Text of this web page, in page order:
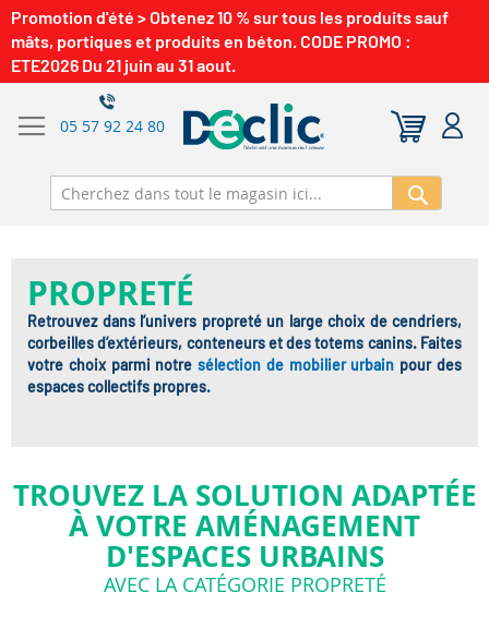
Promotion d'été > Obtenez 10 % sur tous les produits sauf
mâts, portiques et produits en béton. CODE PROMO :
ETE2026 Du 21 juin au 31 aout.
05 57 92 24 80
PROPRETÉ
Retrouvez dans l’univers propreté un large choix de cendriers,
corbeilles d’extérieurs, conteneurs et des totems canins. Faites
votre choix parmi notresélection de mobilier urbain pour des
espaces collectifs propres.
TROUVEZ LA SOLUTION ADAPTÉE
À VOTRE AMÉNAGEMENT
D'ESPACES URBAINS
AVEC LA CATÉGORIE PROPRETÉ